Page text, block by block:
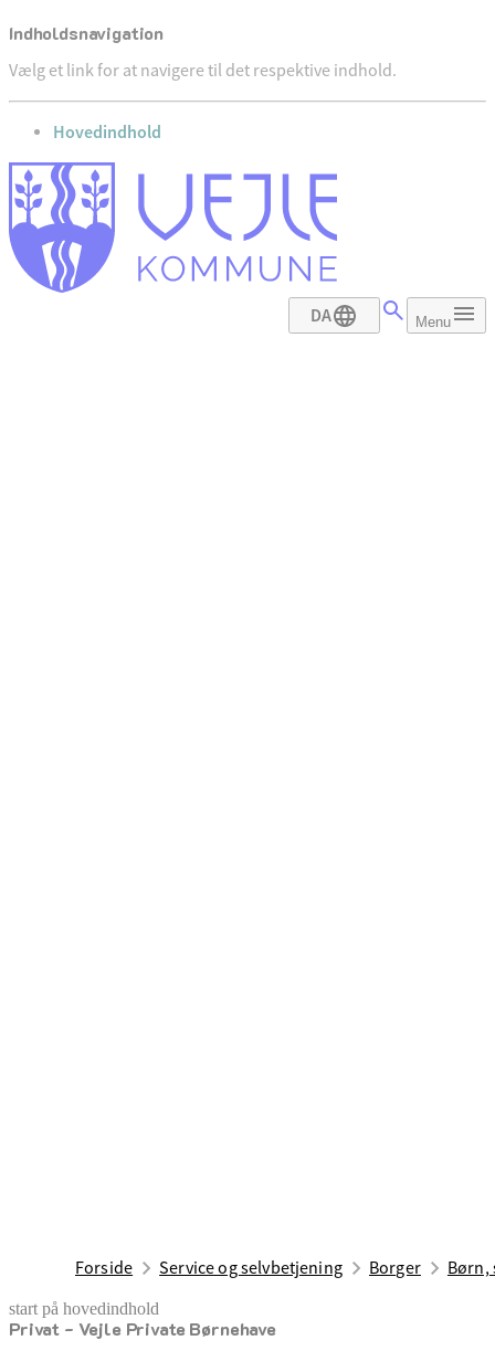
Indholdsnavigation
Vælg et link for at navigere til det respektive indhold.
gå til
Hovedindhold
DA Menu
Forside Service og selvbetjening Borger Børn,
start på hovedindhold
Privat - Vejle Private Børnehave
senest opdateret 17. februar 2026